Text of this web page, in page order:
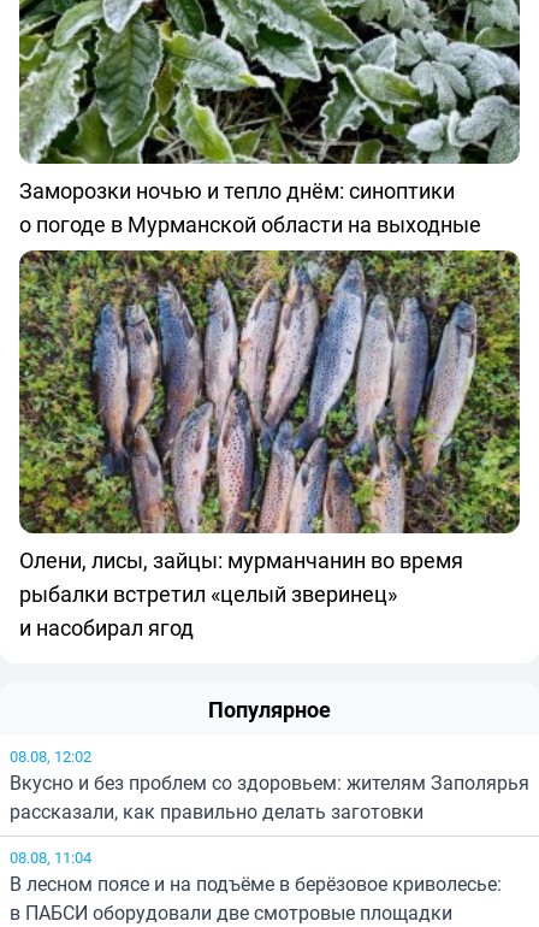
Заморозки ночью и тепло днём: синоптики
о погоде в Мурманской области на выходные
Олени, лисы, зайцы: мурманчанин во время
рыбалки встретил «целый зверинец»
и насобирал ягод
Популярное
08.08, 12:02
Вкусно и без проблем со здоровьем: жителям Заполярья
рассказали, как правильно делать заготовки
08.08, 11:04
В лесном поясе и на подъёме в берёзовое криволесье:
в ПАБСИ оборудовали две смотровые площадки